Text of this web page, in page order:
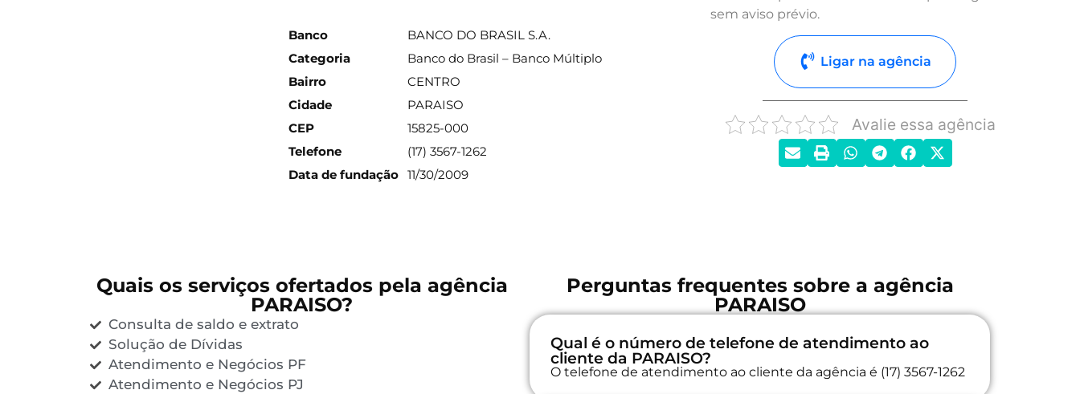
Banco
BANCO DO BRASIL S.A.
Categoria
Banco do Brasil – Banco Múltiplo
Bairro
CENTRO
Cidade
PARAISO
CEP
15825-000
Telefone
(17) 3567-1262
Data de fundação 11/30/2009
sem aviso prévio.
Ligar na agência
Avalie essa agência
Quais os serviços ofertados pela agência
PARAISO?
Consulta de saldo e extrato
Solução de Dívidas
Atendimento e Negócios PF
Atendimento e Negócios PJ
Perguntas frequentes sobre a agência
PARAISO
Qual é o número de telefone de atendimento ao
cliente da PARAISO?
O telefone de atendimento ao cliente da agência é (17) 3567-1262